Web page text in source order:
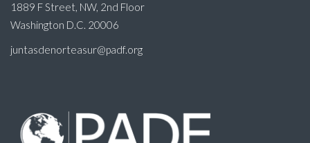
1889 F Street, NW, 2nd Floor
Washington D.C. 20006
juntasdenorteasur@padf.org